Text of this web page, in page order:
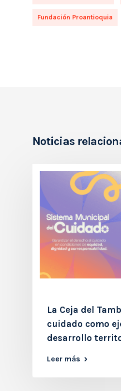
Fundación Proantioquia
Noticias
La Ceja del
cuidado como
desarrollo
Leer más